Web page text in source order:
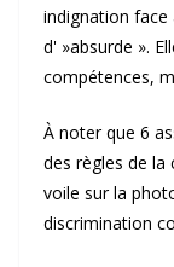
indignation
d' »absurde ».
compétences,
À noter que 6
des règles de la
voile sur la
discrimination